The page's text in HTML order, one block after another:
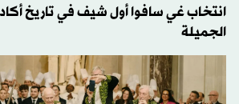
انتخاب غي سافوا أول شيف في تاريخ
الجميلة